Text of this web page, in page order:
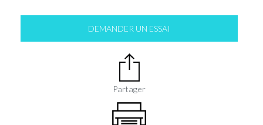
DEMANDER UN ESSAI
Partager